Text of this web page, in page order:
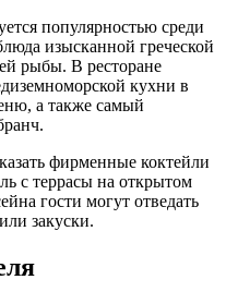
популярностью среди
изысканной греческой
рыбы. В ресторане
кухни в
а также самый
фирменные коктейли
с террасы на открытом
гости могут отведать
закуски.